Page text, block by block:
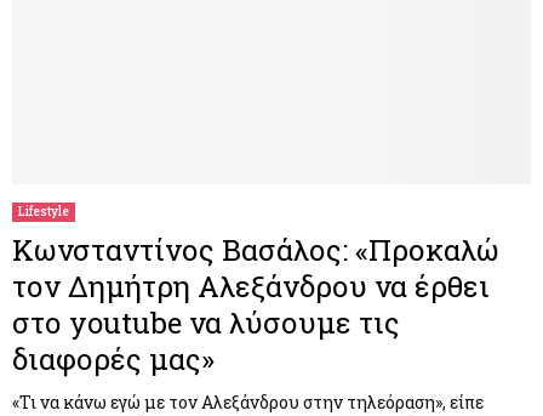
Lifestyle
Κωνσταντίνος Βασάλος: «Προκαλώ
τον Δημήτρη Αλεξάνδρου να έρθει
στο youtube να λύσουμε τις
διαφορές μας»
«Τι να κάνω εγώ με τον Αλεξάνδρου στην τηλεόραση», είπε